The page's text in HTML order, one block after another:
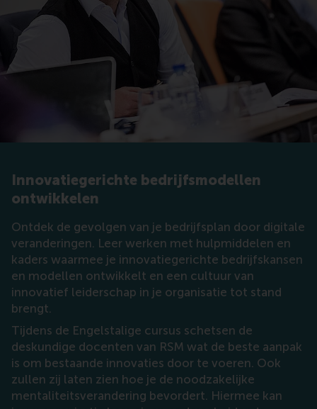
Innovatiegerichte bedrijfsmodellen
ontwikkelen
Ontdek de gevolgen van je bedrijfsplan door digitale
veranderingen. Leer werken met hulpmiddelen en
kaders waarmee je innovatiegerichte bedrijfskansen
en modellen ontwikkelt en een cultuur van
innovatief leiderschap in je organisatie tot stand
brengt.
Tijdens de Engelstalige cursus schetsen de
deskundige docenten van RSM wat de beste aanpak
is om bestaande innovaties door te voeren. Ook
zullen zij laten zien hoe je de noodzakelijke
mentaliteitsverandering bevordert. Hiermee kan